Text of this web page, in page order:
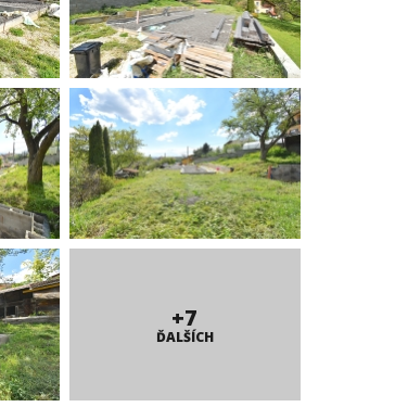
+7
ĎALŠÍCH